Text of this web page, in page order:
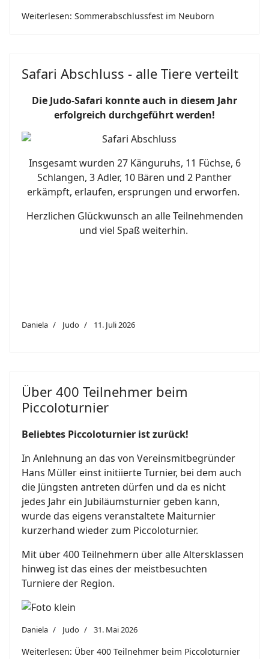
Weiterlesen: Sommerabschlussfest im Neuborn
Safari Abschluss - alle Tiere verteilt
Die Judo-Safari konnte auch in diesem Jahr
erfolgreich durchgeführt werden!
Insgesamt wurden 27 Känguruhs, 11 Füchse, 6
Schlangen, 3 Adler, 10 Bären und 2 Panther
erkämpft, erlaufen, ersprungen und erworfen.
Herzlichen Glückwunsch an alle Teilnehmenden
und viel Spaß weiterhin.
Daniela Judo 11. Juli 2026
Über 400 Teilnehmer beim
Piccoloturnier
Beliebtes Piccoloturnier ist zurück!
In Anlehnung an das von Vereinsmitbegründer
Hans Müller einst initiierte Turnier, bei dem auch
die Jüngsten antreten dürfen und da es nicht
jedes Jahr ein Jubiläumsturnier geben kann,
wurde das eigens veranstaltete Maiturnier
kurzerhand wieder zum Piccoloturnier.
Mit über 400 Teilnehmern über alle Altersklassen
hinweg ist das eines der meistbesuchten
Turniere der Region.
Daniela Judo 31. Mai 2026
Weiterlesen: Über 400 Teilnehmer beim Piccoloturnier